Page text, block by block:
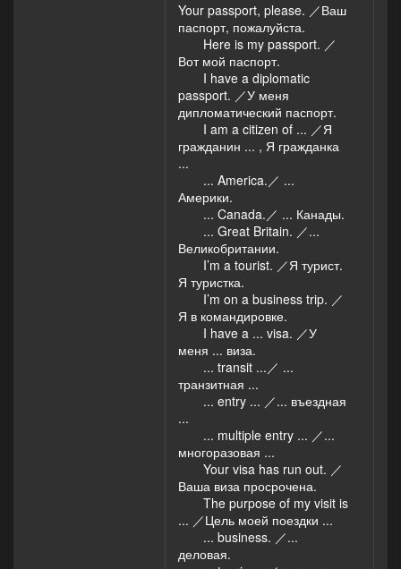
Your passport, please. ／Ваш
паспорт, пожалуйста.
Here is my passport. ／
Вот мой паспорт.
I have a diplomatic
passport. ／У меня
дипломатический паспорт.
I am a citizen of ... ／Я
гражданин ... , Я гражданка
...
... America.／ ...
Америки.
... Canada.／ ... Канады.
... Great Britain. ／...
Великобритании.
I’m a tourist. ／Я турист.
Я туристка.
I’m on a business trip. ／
Я в командировке.
I have a ... visa. ／У
меня ... виза.
... transit ...／ ...
транзитная ...
... entry ... ／... въездная
...
... multiple entry ... ／...
многоразовая ...
Your visa has run out. ／
Ваша виза просрочена.
The purpose of my visit is
... ／Цель моей поездки ...
... business. ／...
деловая.